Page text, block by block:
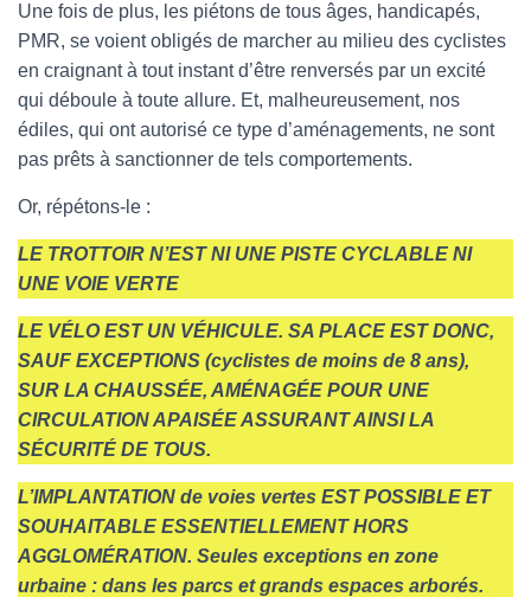
Une fois de plus, les piétons de tous âges, handicapés,
PMR, se voient obligés de marcher au milieu des cyclistes
en craignant à tout instant d’être renversés par un excité
qui déboule à toute allure. Et, malheureusement, nos
édiles, qui ont autorisé ce type d’aménagements, ne sont
pas prêts à sanctionner de tels comportements.
Or, répétons-le :
LE TROTTOIR N’EST NI UNE PISTE CYCLABLE NI
UNE VOIE VERTE
LE VÉLO EST UN VÉHICULE. SA PLACE EST DONC,
SAUF EXCEPTIONS (cyclistes de moins de 8 ans),
SUR LA CHAUSSÉE, AMÉNAGÉE POUR UNE
CIRCULATION APAISÉE ASSURANT AINSI LA
SÉCURITÉ DE TOUS.
L’IMPLANTATION de voies vertes EST POSSIBLE ET
SOUHAITABLE ESSENTIELLEMENT HORS
AGGLOMÉRATION. Seules exceptions en zone
urbaine : dans les parcs et grands espaces arborés.